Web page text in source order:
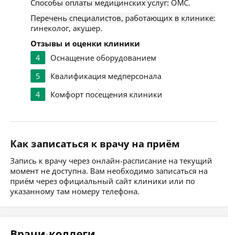
Способы оплаты медицинских услуг: ОМС.
Перечень специалистов, работающих в клинике:
гинеколог, акушер.
Отзывы и оценки клиники
4
Оснащение оборудованием
5
Квалификация медперсонала
4
Комфорт посещения клиники
Как записаться к врачу на приём
Запись к врачу через онлайн-расписание на текущий
момент не доступна. Вам необходимо записаться на
приём через официальный сайт клиники или по
указанному там номеру телефона.